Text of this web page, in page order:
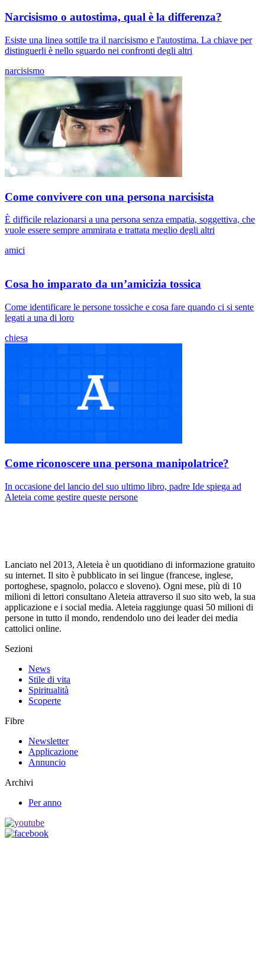
Narcisismo o autostima, qual è la differenza?
Esiste una linea sottile tra il narcisismo e l'autostima. La chiave per
distinguerli è nello sguardo nei confronti degli altri
narcisismo
Come convivere con una persona narcisista
È difficile relazionarsi a una persona senza empatia, soggettiva, che
vuole essere sempre ammirata e trattata meglio degli altri
amici
Cosa ho imparato da un’amicizia tossica
Come identificare le persone tossiche e cosa fare quando ci si sente
legati a una di loro
chiesa
Come riconoscere una persona manipolatrice?
In occasione del lancio del suo ultimo libro, padre Ide spiega ad
Aleteia come gestire queste persone
Lanciato nel 2013, Aleteia è un quotidiano di informazione gratuito
su internet. Il sito è pubblicato in sei lingue (francese, inglese,
portoghese, spagnolo, polacco e sloveno). Ogni mese, più di 10
milioni di lettori consultano Aleteia attraverso il suo sito web, la sua
applicazione e i social media. Aleteia raggiunge quasi 50 milioni di
persone in tutto il mondo, rendendolo uno dei leader dei media
cattolici online.
Sezioni
News
Stile di vita
Spiritualità
Scoperte
Fibre
Newsletter
Applicazione
Annuncio
Archivi
Per anno